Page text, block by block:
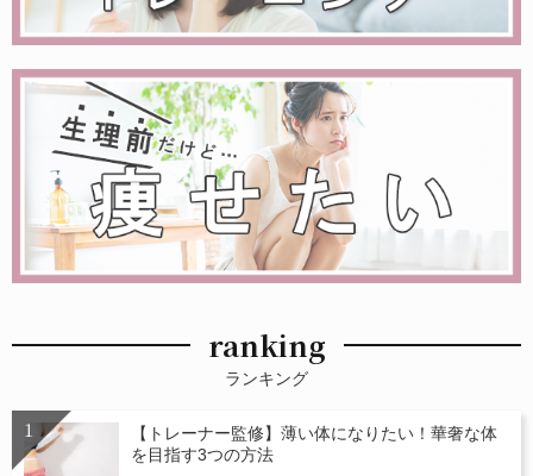
ranking
ランキング
【トレーナー監修】薄い体になりたい！華奢な体
を目指す3つの方法